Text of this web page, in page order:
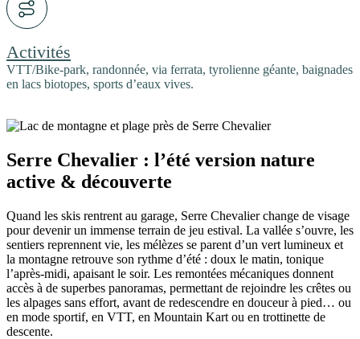
Activités
VTT/Bike-park, randonnée, via ferrata, tyrolienne géante, baignades
en lacs biotopes, sports d’eaux vives.
Serre Chevalier : l’été version nature
active & découverte
Quand les skis rentrent au garage, Serre Chevalier change de visage
pour devenir un immense terrain de jeu estival. La vallée s’ouvre, les
sentiers reprennent vie, les mélèzes se parent d’un vert lumineux et
la montagne retrouve son rythme d’été : doux le matin, tonique
l’après-midi, apaisant le soir. Les remontées mécaniques donnent
accès à de superbes panoramas, permettant de rejoindre les crêtes ou
les alpages sans effort, avant de redescendre en douceur à pied… ou
en mode sportif, en VTT, en Mountain Kart ou en trottinette de
descente.